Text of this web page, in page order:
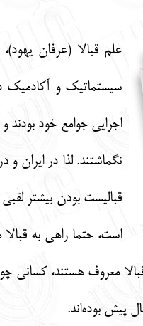
علم قبالا (عرفان
سیستماتیک و آکادمیک
اجرایی جوامع خود
نگماشتند. لذا در ایران
قبالیست بودن بیشتر
است، حتما راهی به
معروف هستند،
پیش بوده‌اند.